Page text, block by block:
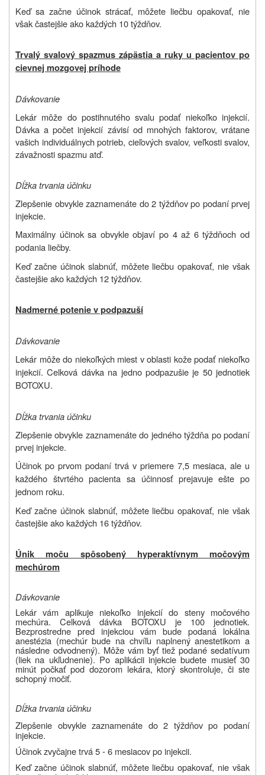
Keď sa začne účinok strácať, môžete liečbu opakovať, nie
však častejšie ako každých 10 týždňov.
Trvalý svalový spazmus zápästia a ruky u pacientov po
cievnej mozgovej príhode
Dávkovanie
Lekár môže do postihnutého svalu podať niekoľko injekcií.
Dávka a počet injekcií závisí od mnohých faktorov, vrátane
vašich individuálnych potrieb, cieľových svalov, veľkosti svalov,
závažnosti spazmu atď.
Dĺžka trvania účinku
Zlepšenie obvykle zaznamenáte do 2 týždňov po podaní prvej
injekcie.
Maximálny účinok sa obvykle objaví po 4 až 6 týždňoch od
podania liečby.
Keď začne účinok slabnúť, môžete liečbu opakovať, nie však
častejšie ako každých 12 týždňov.
Nadmerné potenie v podpazuší
Dávkovanie
Lekár môže do niekoľkých miest v oblasti kože podať niekoľko
injekcií. Celková dávka na jedno podpazušie je 50 jednotiek
BOTOXU.
Dĺžka trvania účinku
Zlepšenie obvykle zaznamenáte do jedného týždňa po podaní
prvej injekcie.
Účinok po prvom podaní trvá v priemere 7,5 mesiaca, ale u
každého štvrtého pacienta sa účinnosť prejavuje ešte po
jednom roku.
Keď začne účinok slabnúť, môžete liečbu opakovať, nie však
častejšie ako každých 16 týždňov.
Únik moču spôsobený hyperaktívnym močovým
mechúrom
Dávkovanie
Lekár vám aplikuje niekoľko injekcií do steny močového
mechúra. Celková dávka BOTOXU je 100 jednotiek.
Bezprostredne pred injekciou vám bude podaná lokálna
anestézia (mechúr bude na chvíľu naplnený anestetikom a
následne odvodnený). Môže vám byť tiež podané sedatívum
(liek na ukľudnenie). Po aplikácii injekcie budete musieť 30
minút počkať pod dozorom lekára, ktorý skontroluje, či ste
schopný močiť.
Dĺžka trvania účinku
Zlepšenie obvykle zaznamenáte do 2 týždňov po podaní
injekcie.
Účinok zvyčajne trvá 5 - 6 mesiacov po injekcii.
Keď začne účinok slabnúť, môžete liečbu opakovať, nie však